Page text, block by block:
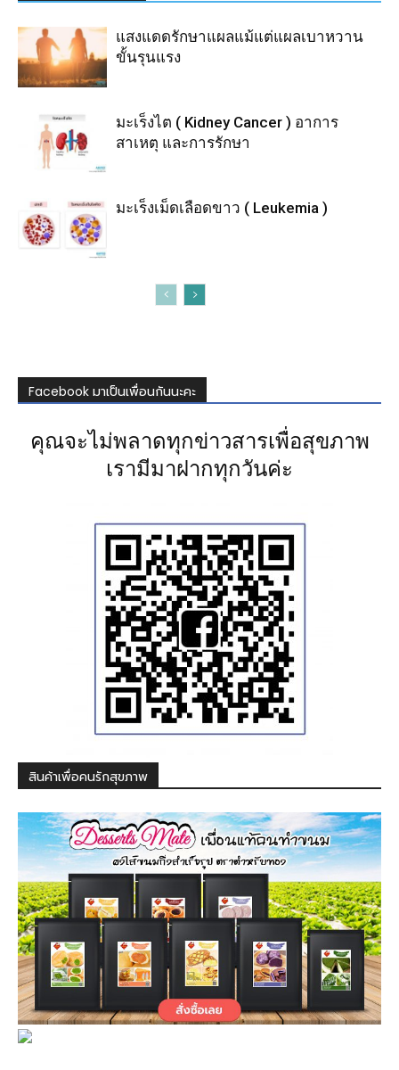
แสงแดดรักษาแผลแม้แต่แผลเบาหวาน
ขั้นรุนแรง
มะเร็งไต ( Kidney Cancer ) อาการ
สาเหตุ และการรักษา
มะเร็งเม็ดเลือดขาว ( Leukemia )
Facebook มาเป็นเพื่อนกันนะคะ
คุณจะไม่พลาดทุกข่าวสารเพื่อสุขภาพ
เรามีมาฝากทุกวันค่ะ
สินค้าเพื่อคนรักสุขภาพ